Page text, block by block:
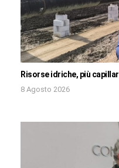
Risorse idriche, più
8 Agosto 2026